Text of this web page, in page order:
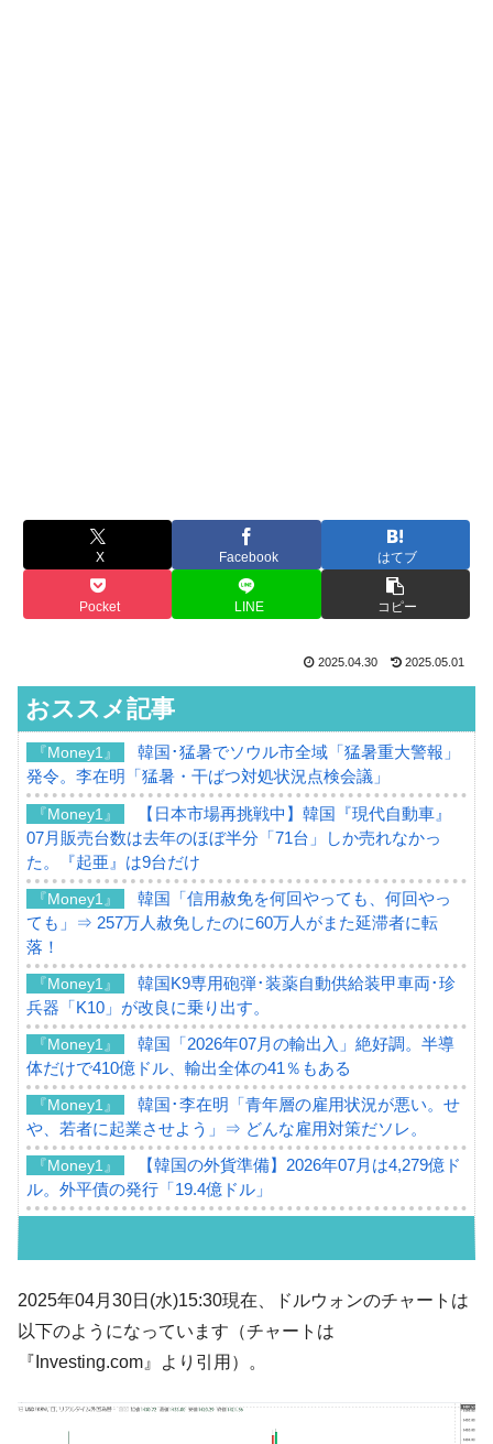
X Facebook はてブ
Pocket LINE コピー
2025.04.30 2025.05.01
おススメ記事
『Money1』
韓国･猛暑でソウル市全域「猛暑重大警報」
発令。李在明「猛暑・干ばつ対処状況点検会議」
『Money1』
【日本市場再挑戦中】韓国『現代自動車』
07月販売台数は去年のほぼ半分「71台」しか売れなかっ
た。『起亜』は9台だけ
『Money1』
韓国「信用赦免を何回やっても、何回やっ
ても」⇒ 257万人赦免したのに60万人がまた延滞者に転
落！
『Money1』
韓国K9専用砲弾･装薬自動供給装甲車両･珍
兵器「K10」が改良に乗り出す。
『Money1』
韓国「2026年07月の輸出入」絶好調。半導
体だけで410億ドル、輸出全体の41％もある
『Money1』
韓国･李在明「青年層の雇用状況が悪い。せ
や、若者に起業させよう」⇒ どんな雇用対策だソレ。
『Money1』
【韓国の外貨準備】2026年07月は4,279億ド
ル。外平債の発行「19.4億ドル」
韓国･李在明さっそく不動産対策で浅薄な発
言。
だ。
『Money1』
『韓国銀行』が「金の保有量を増やしま
す」⇒「金を経由するドル入手」手段ではないのか？
2025年04月30日(水)15:30現在、ドルウォンのチャートは
以下のようになっています（チャートは
『Investing.com』より引用）。